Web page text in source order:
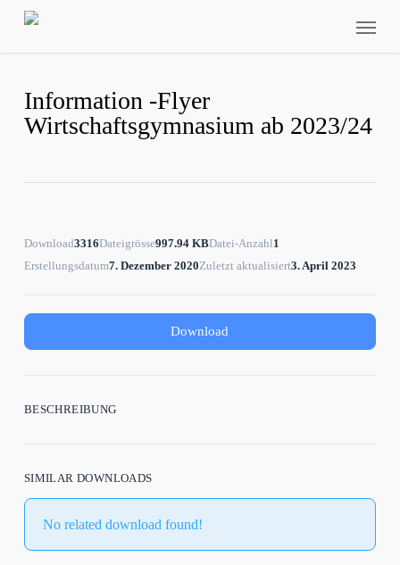
Skip
Information -Flyer
Wirtschaftsgymnasium ab 2023/24
Download3316Dateigrösse997.94 KBDatei-Anzahl1
Erstellungsdatum7. Dezember 2020Zuletzt aktualisiert3. April 2023
Download
BESCHREIBUNG
SIMILAR DOWNLOADS
No related download found!